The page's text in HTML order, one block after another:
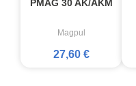
PMAG 30 AK/AKM
Magpul
27,60 €